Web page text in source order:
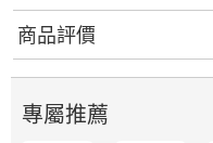
商品評價
專屬推薦